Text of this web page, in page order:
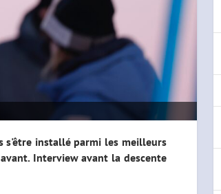
s'être installé parmi les meilleurs
Interview avant la descente